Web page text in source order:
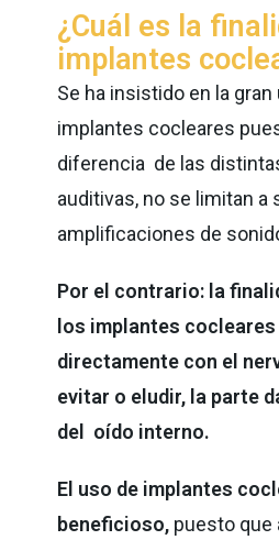
¿Cuál es la
implantes
Se ha insistido en la
implantes cocleares
diferencia de las
auditivas, no se limitan a
amplificaciones de
Por el contrario: la
los implantes
directamente con el
evitar o eludir, la parte
del oído interno.
El uso de implantes
beneficioso, puesto que